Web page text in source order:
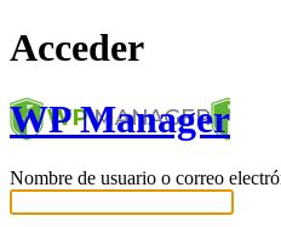
Acceder
WP Manager
Nombre de usuario o correo